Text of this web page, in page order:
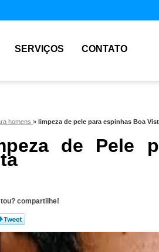
SERVIÇOS CONTATO
homens » limpeza de pele para espinhas Boa
de Pele
compartilhe!